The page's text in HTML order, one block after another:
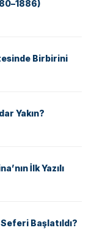
Birbirini
Yakın?
İlk Yazılı
Başlatıldı?